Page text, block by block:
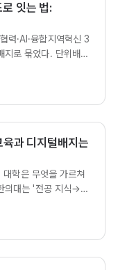
잇는 법:
력·AI·융합지역혁신 3
로 묶었다. 단위배지
구조로, 흩어진 대학
를 정리한다.
과 디지털배지는
학은 무엇을 가르쳐
의대는 '전공 지식→문
정의하고, 그 성과를
장 인터뷰.